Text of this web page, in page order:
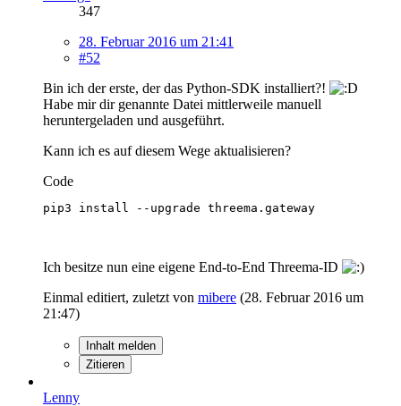
347
28. Februar 2016 um 21:41
#52
Bin ich der erste, der das Python-SDK installiert?!
Habe mir dir genannte Datei mittlerweile manuell
heruntergeladen und ausgeführt.
Kann ich es auf diesem Wege aktualisieren?
Code
pip3 install --upgrade threema.gateway
Ich besitze nun eine eigene End-to-End Threema-ID
Einmal editiert, zuletzt von mibere (28. Februar 2016 um
21:47)
Inhalt melden
Zitieren
Lenny